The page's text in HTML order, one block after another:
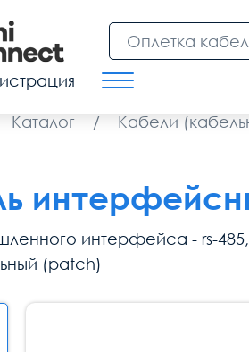
Каталог / Кабели
интерфейса - rs-485,
(patсh)